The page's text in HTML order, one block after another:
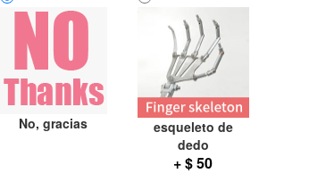
No, gracias
esqueleto de
dedo
+ $ 50